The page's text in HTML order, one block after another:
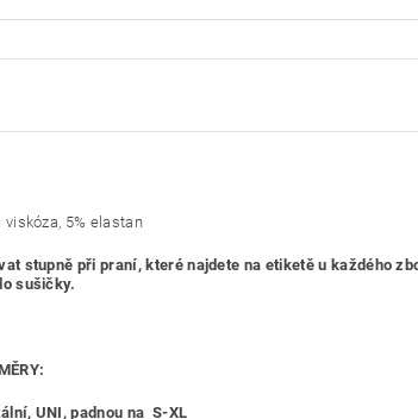
viskóza, 5% elastan
stupně při praní, které najdete na etiketě u každého
sušičky.
UNI, padnou na S-XL